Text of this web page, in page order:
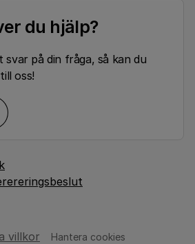
du hjälp?
på din fråga, så kan du
oss!
villkor Hantera cookies